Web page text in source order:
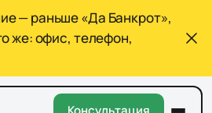
— раньше «Да Банкрот»,
же: офис, телефон,